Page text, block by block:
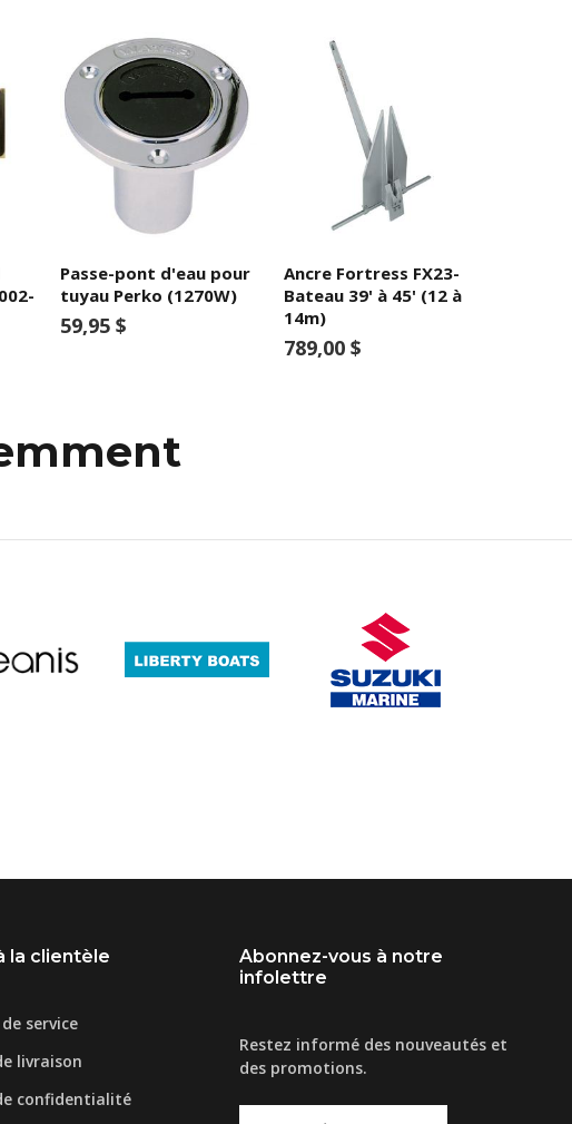
Passe-pont d'eau pour
tuyau Perko (1270W)
59,95 $
Ancre Fortress FX23-
Bateau 39' à 45' (12 à
14m)
789,00 $
la clientèle
service
livraison
confidentialité
Abonnez-vous à notre
infolettre
Restez informé des nouveautés et
des promotions.